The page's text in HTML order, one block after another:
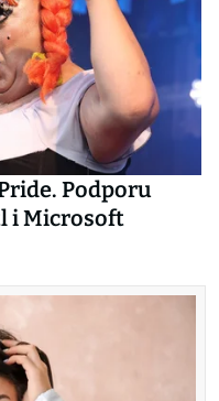
Podporu
i Microsoft